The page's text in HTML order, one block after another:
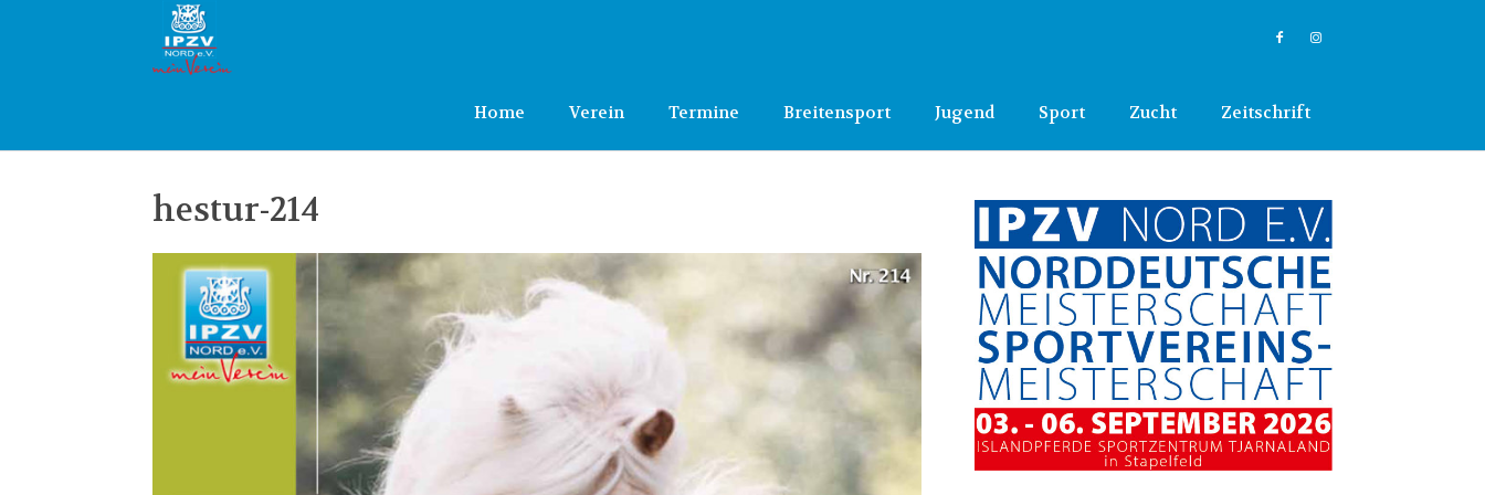
Home Verein Termine Breitensport Jugend Sport Zucht Zeitschrift
hestur-214